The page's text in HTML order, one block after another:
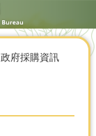
政府採購資訊